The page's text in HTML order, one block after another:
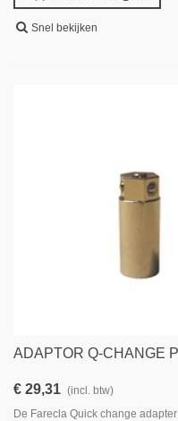
Snel bekijken
ADAPTOR Q-CHANGE
€ 29,31 (incl. btw)
De Farecla Quick change